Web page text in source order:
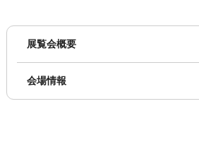
展覧会概要
会場情報